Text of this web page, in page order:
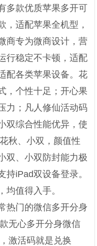
多款优质苹果多开可
，适配苹果全机型，
商专为微商设计，营
行稳定不卡顿，适配
配各类苹果设备。花
，个性十足；开心果
力；凡人修仙活动码
双综合性能优异，使
秋、小双，颜值性
双、小双防封能力极
持iPad双设备登录。
均值得入手。
热门的微信多开分身
无心多开分身微信
激活码就是兑换